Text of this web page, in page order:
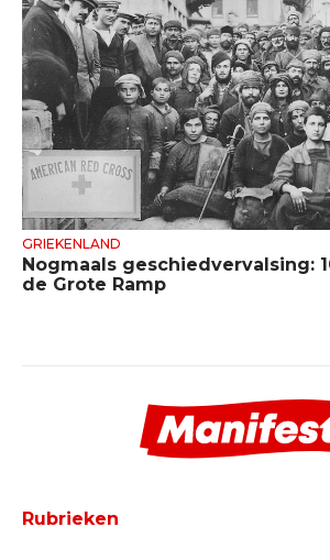
GRIEKENLAND
Nogmaals geschiedvervalsing:
de Grote Ramp
Rubrieken